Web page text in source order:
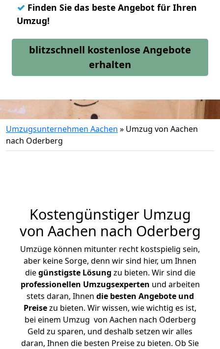
✓ Finden Sie das beste Angebot für Ihren
Umzug!
blitzschnell kostenlose Angebote
erhalten
Umzugsunternehmen Aachen » Umzug von Aachen
nach Oderberg
Kostengünstiger Umzug
von Aachen nach Oderberg
Umzüge können mitunter recht kostspielig sein,
aber keine Sorge, denn wir sind hier, um Ihnen
diegünstigste Lösung zu bieten. Wir sind die
professionellen Umzugsexperten und arbeiten
stets daran, Ihnen die besten Angebote und
Preisezu bieten. Wir wissen, wie wichtig es ist,
bei einem Umzug von Aachen nach Oderberg
Geld zu sparen, und deshalb setzen wir alles
daran, Ihnen die besten Preise zu bieten. Ob Sie